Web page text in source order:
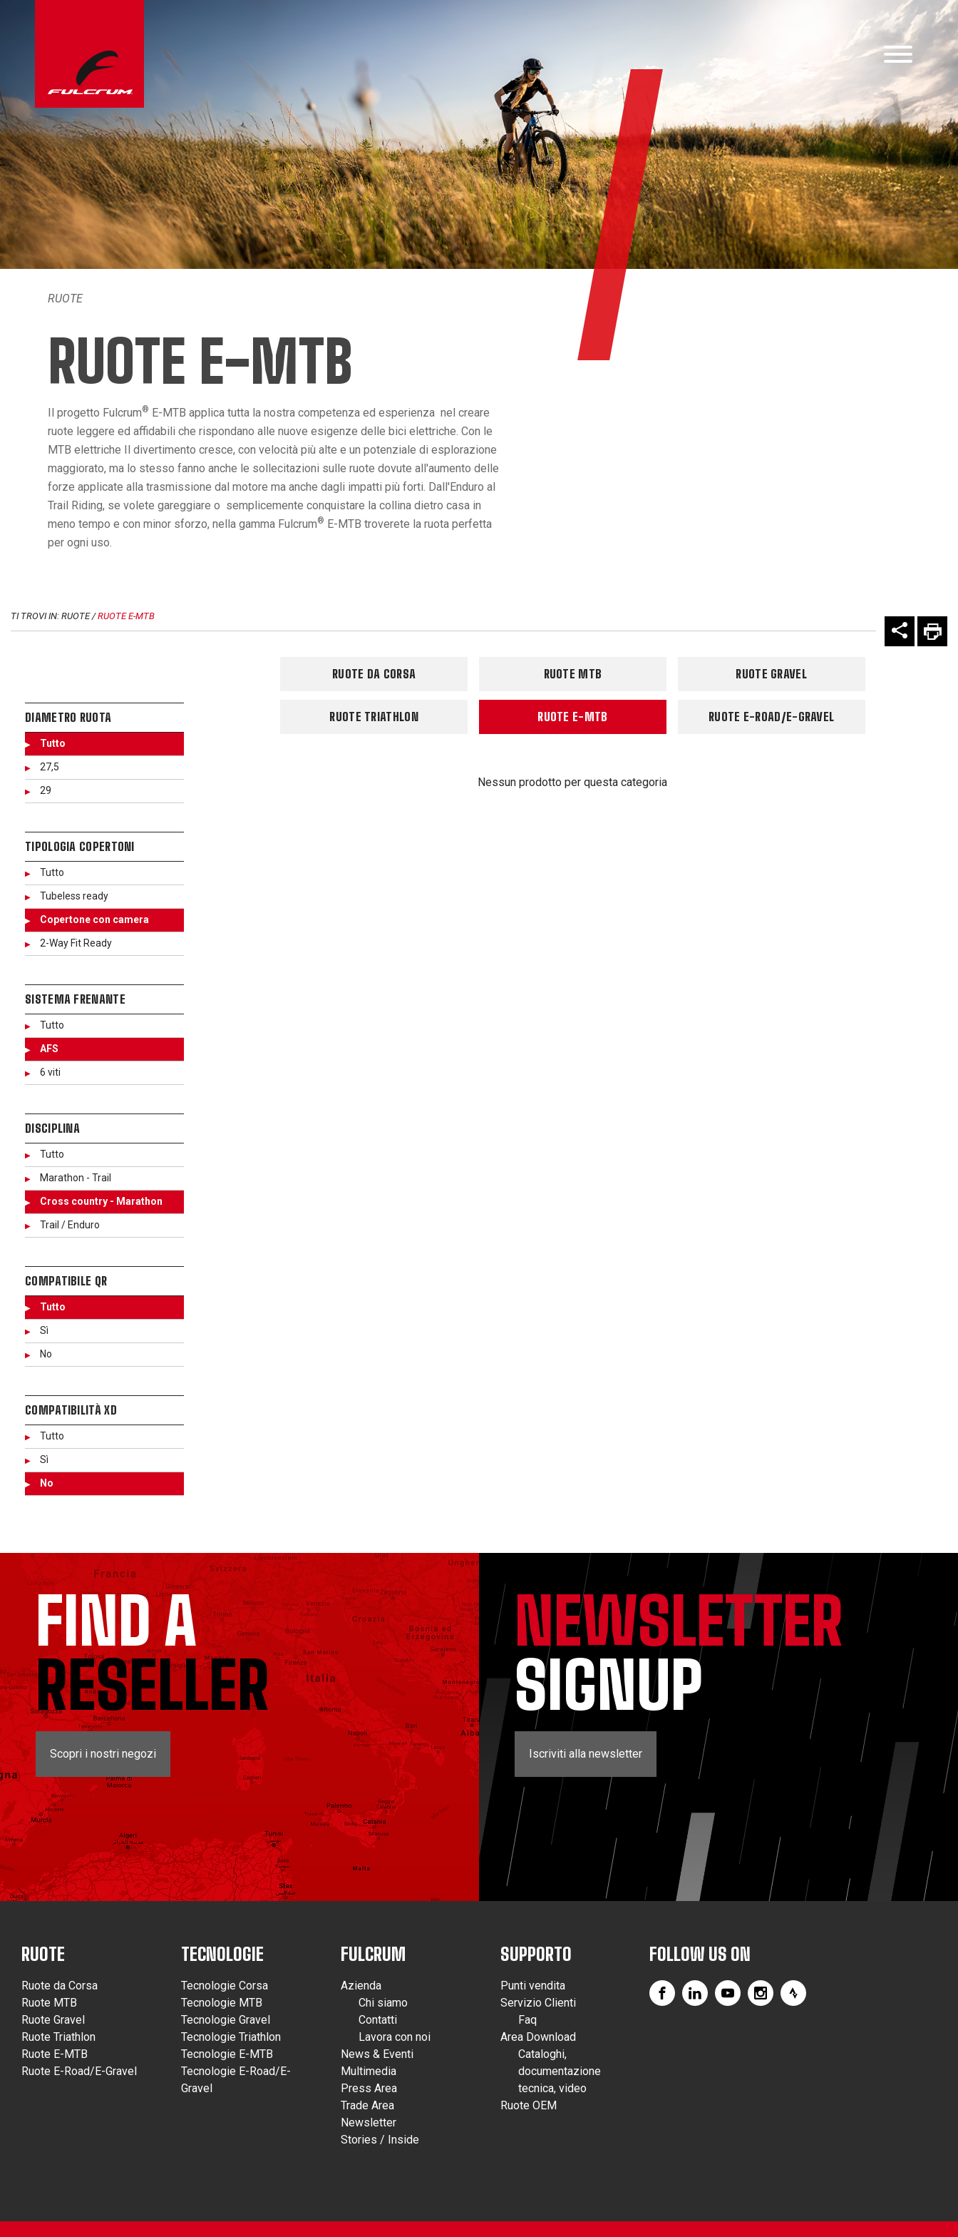
RUOTE
RUOTE E-MTB
Il progetto Fulcrum® E-MTB applica tutta la nostra competenza ed esperienza nel creare
ruote leggere ed affidabili che rispondano alle nuove esigenze delle bici elettriche. Con le
MTB elettriche Il divertimento cresce, con velocità più alte e un potenziale di esplorazione
maggiorato, ma lo stesso fanno anche le sollecitazioni sulle ruote dovute all'aumento delle
forze applicate alla trasmissione dal motore ma anche dagli impatti più forti. Dall'Enduro al
Trail Riding, se volete gareggiare o semplicemente conquistare la collina dietro casa in
meno tempo e con minor sforzo, nella gamma Fulcrum® E-MTB troverete la ruota perfetta
per ogni uso.
TI TROVI IN: RUOTE /RUOTE E-MTB
DIAMETRO RUOTA
Tutto
27,5
29
TIPOLOGIA COPERTONI
Tutto
Tubeless ready
Copertone con camera
2-Way Fit Ready
SISTEMA FRENANTE
Tutto
AFS
6 viti
DISCIPLINA
Tutto
Marathon - Trail
Cross country - Marathon
Trail / Enduro
COMPATIBILE QR
Tutto
Sì
No
COMPATIBILITÀ XD
Tutto
Sì
No
RUOTE DA CORSA RUOTE MTB RUOTE GRAVEL
RUOTE TRIATHLON RUOTE E-MTB RUOTE E-ROAD/E-GRAVEL
Nessun prodotto per questa categoria
FIND A
RESELLER
Scopri i nostri negozi
NEWSLETTER
SIGNUP
Iscriviti alla newsletter
RUOTE
Ruote da Corsa
Ruote MTB
Ruote Gravel
Ruote Triathlon
Ruote E-MTB
Ruote E-Road/E-Gravel
TECNOLOGIE
Tecnologie Corsa
Tecnologie MTB
Tecnologie Gravel
Tecnologie Triathlon
Tecnologie E-MTB
Tecnologie E-Road/E-
Gravel
FULCRUM
Azienda
Chi siamo
Contatti
Lavora con noi
News & Eventi
Multimedia
Press Area
Trade Area
Newsletter
Stories / Inside
SUPPORTO
Punti vendita
Servizio Clienti
Faq
Area Download
Cataloghi,
documentazione
tecnica, video
Ruote OEM
FOLLOW US ON